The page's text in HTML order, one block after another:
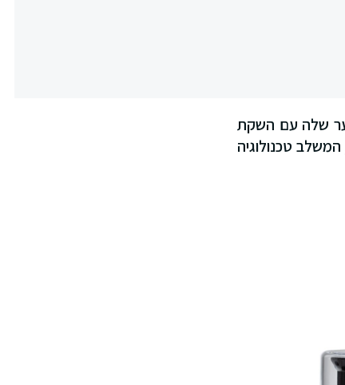
שלה עם השקת
טכנולוגיה